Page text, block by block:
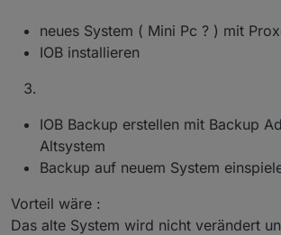
neues System ( Mini Pc ? ) mit
IOB installieren
IOB Backup erstellen mit Backup
Altsystem
Backup auf neuem System
Vorteil wäre :
Das alte System wird nicht verändert